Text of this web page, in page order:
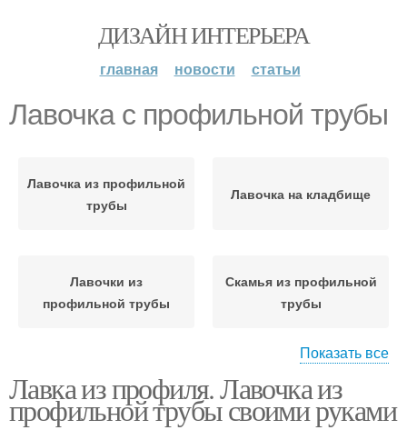
ДИЗАЙН ИНТЕРЬЕРА
главная новости статьи
Лавочка с профильной трубы
Лавочка из профильной
трубы
Лавочка на кладбище
Лавочки из
профильной трубы
Скамья из профильной
трубы
Лавочка из труб Трубы на кладбище
Показать все
Лавка из профиля. Лавочка из
профильной трубы своими руками